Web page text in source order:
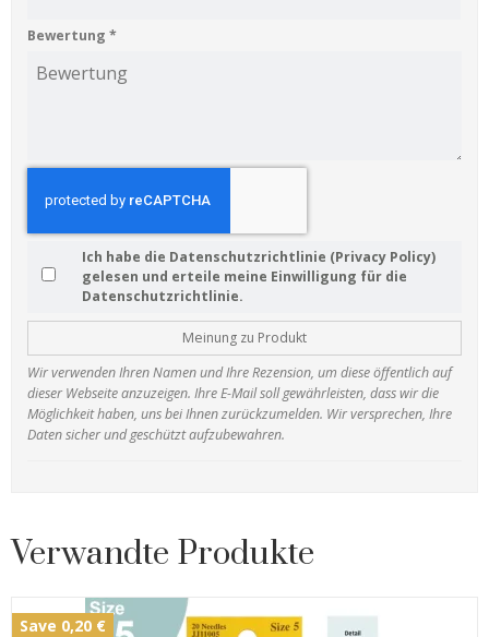
Bewertung *
Ich habe die Datenschutzrichtlinie (Privacy Policy)
gelesen und erteile meine Einwilligung für die
Datenschutzrichtlinie.
Meinung zu Produkt
Wir verwenden Ihren Namen und Ihre Rezension, um diese öffentlich auf
dieser Webseite anzuzeigen. Ihre E-Mail soll gewährleisten, dass wir die
Möglichkeit haben, uns bei Ihnen zurückzumelden. Wir versprechen, Ihre
Daten sicher und geschützt aufzubewahren.
Verwandte Produkte
Save 0,20 €